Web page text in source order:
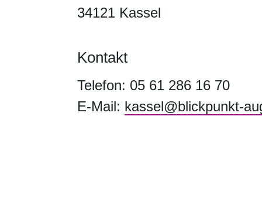
34121 Kassel
Kontakt
Telefon: 05 61 286 16 70
E-Mail: kassel@blickpunkt-